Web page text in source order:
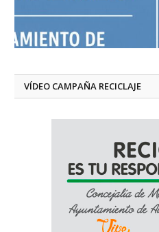
VÍDEO CAMPAÑA RECICLAJE